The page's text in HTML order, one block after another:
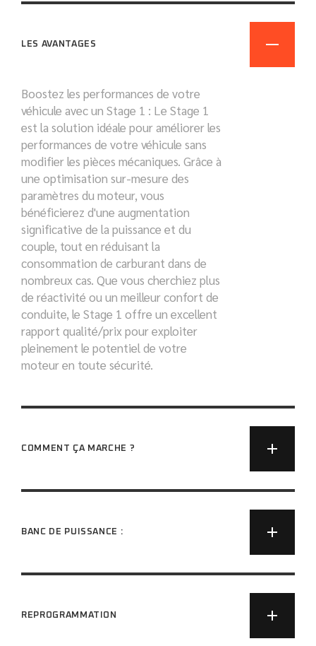
LES AVANTAGES
Boostez les performances de votre
véhicule avec un Stage 1 : Le Stage 1
est la solution idéale pour améliorer les
performances de votre véhicule sans
modifier les pièces mécaniques. Grâce à
une optimisation sur-mesure des
paramètres du moteur, vous
bénéficierez d'une augmentation
significative de la puissance et du
couple, tout en réduisant la
consommation de carburant dans de
nombreux cas. Que vous cherchiez plus
de réactivité ou un meilleur confort de
conduite, le Stage 1 offre un excellent
rapport qualité/prix pour exploiter
pleinement le potentiel de votre
moteur en toute sécurité.
COMMENT ÇA MARCHE ?
BANC DE PUISSANCE :
REPROGRAMMATION